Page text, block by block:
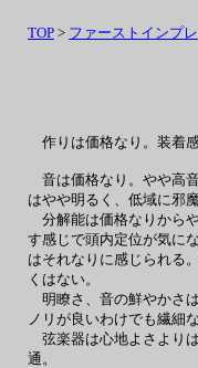
作りは価格なり。装着
音は価格なり。やや高
はやや明るく、低域に邪
分解能は価格なりから
す感じで頭内定位が気に
はそれなりに感じられる
くはない。
明瞭さ、音の鮮やかさ
ノリが良いわけでも繊細
弦楽器は心地よさより
通。
TOP > ファーストインプレ